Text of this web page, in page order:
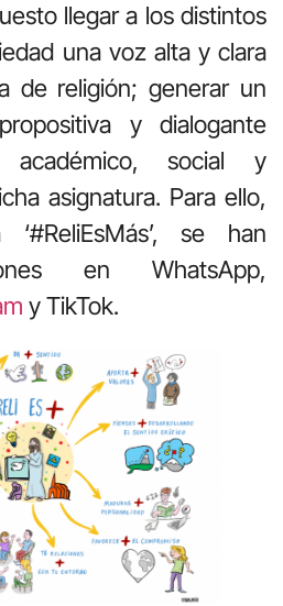
llegar a los distintos
una voz alta y clara
de religión; generar un
y dialogante
social y
asignatura. Para ello,
se han
en WhatsApp,
y TikTok.